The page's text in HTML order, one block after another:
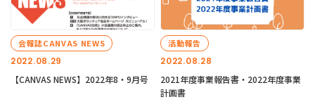
2022.08.29
会報誌CANVAS NEWS
【CANVAS NEWS】2022年8・9月号
2022.08.28
活動報告
2021年度事業報告書・2022年度事業
計画書